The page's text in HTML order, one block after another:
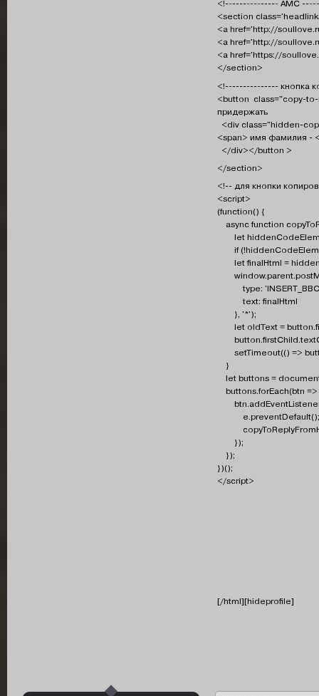
<!--------------- АМС
<section
<a href='http://
<a href='http://
<a href='https://
</section>
<!--------------- кнопка
<button class="copy-
придержать
<div class="hidden-
<span> имя фамилия -
</div></button >
</section>
<!-- для кнопки
<script>
(function() {
async function
let
if
let finalHtml =
type:
text: finalHtml
}, '*');
let oldText =
setTimeout(() =>
}
let buttons =
buttons.forEach(btn =>
e.preventDefault();
});
});
})();
</script>
[/html][hideprofile]